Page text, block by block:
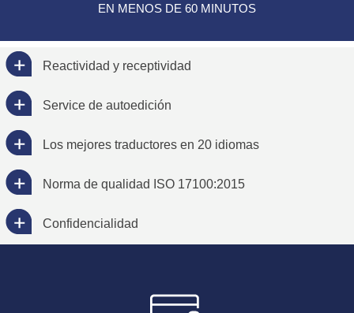
EN MENOS DE 60 MINUTOS
Reactividad y receptividad
Service de autoedición
Los mejores traductores en 20 idiomas
Norma de qualidad ISO 17100:2015
Confidencialidad